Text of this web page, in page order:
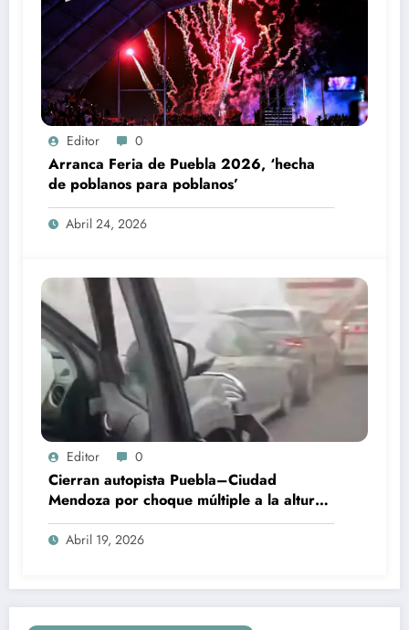
Editor 0
Arranca Feria de Puebla 2026, ‘hecha
de poblanos para poblanos’
Abril 24, 2026
Editor 0
Cierran autopista Puebla–Ciudad
Mendoza por choque múltiple a la altura
de Esperanza
Abril 19, 2026